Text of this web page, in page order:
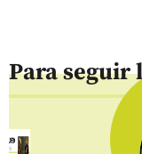
Para seguir